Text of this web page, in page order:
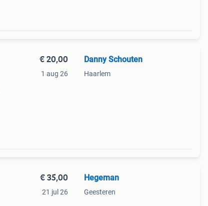
€ 20,00
1 aug 26
Danny Schouten
Haarlem
€ 35,00
21 jul 26
Hegeman
Geesteren